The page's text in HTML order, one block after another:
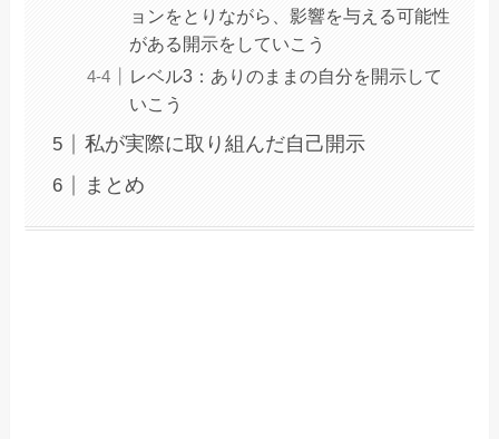
ョンをとりながら、影響を与える可能性
がある開示をしていこう
レベル3：ありのままの自分を開示して
いこう
私が実際に取り組んだ自己開示
まとめ